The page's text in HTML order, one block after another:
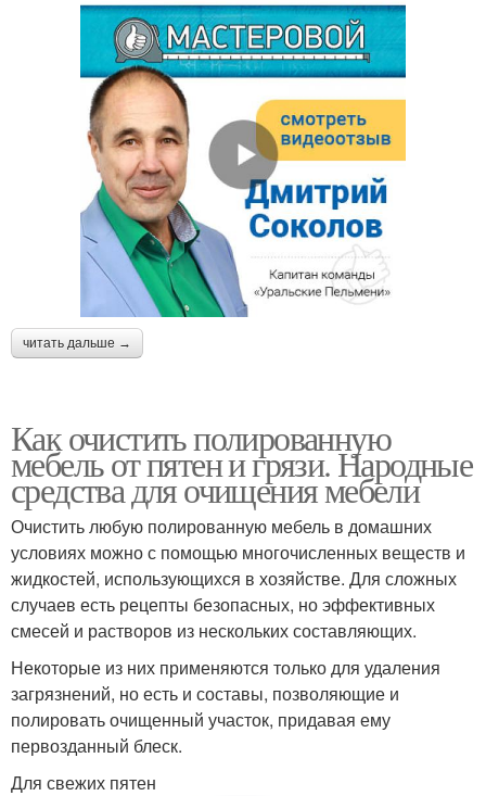
читать дальше →
Как очистить полированную
мебель от пятен и грязи. Народные
средства для очищения мебели
Очистить любую полированную мебель в домашних
условиях можно с помощью многочисленных веществ и
жидкостей, использующихся в хозяйстве. Для сложных
случаев есть рецепты безопасных, но эффективных
смесей и растворов из нескольких составляющих.
Некоторые из них применяются только для удаления
загрязнений, но есть и составы, позволяющие и
полировать очищенный участок, придавая ему
первозданный блеск.
Для свежих пятен